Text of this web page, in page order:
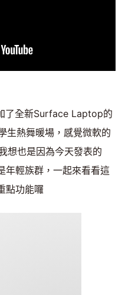
了全新Surface Laptop的
生熱舞暖場，感覺微軟的
想也是因為今天發表的
輕族群，一起來看看這
點功能囉